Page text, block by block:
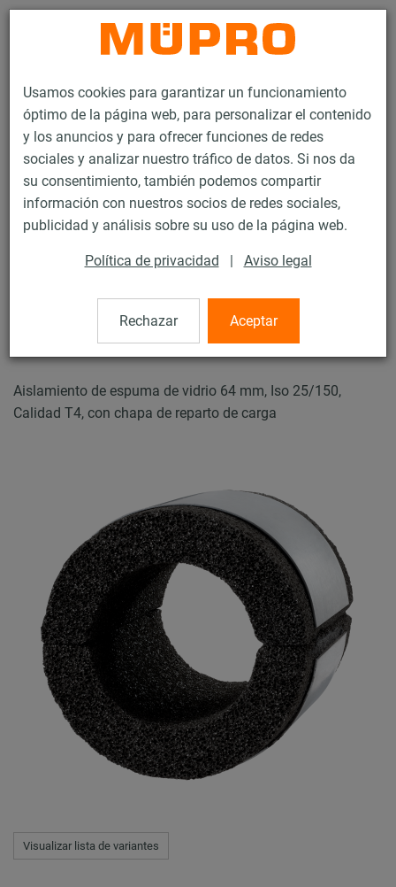
Usamos cookies para garantizar un funcionamiento
óptimo de la página web, para personalizar el contenido
y los anuncios y para ofrecer funciones de redes
sociales y analizar nuestro tráfico de datos. Si nos da
su consentimiento, también podemos compartir
información con nuestros socios de redes sociales,
publicidad y análisis sobre su uso de la página web.
Política de privacidad | Aviso legal
Rechazar Aceptar
Productos Tecnología de soportación
Abrazaderas
Abrazaderas de espuma de vidrio
Abrazaderas de espuma de
vidrio
Aislamiento de espuma de vidrio 64 mm, Iso 25/150,
Calidad T4, con chapa de reparto de carga
Visualizar lista de variantes